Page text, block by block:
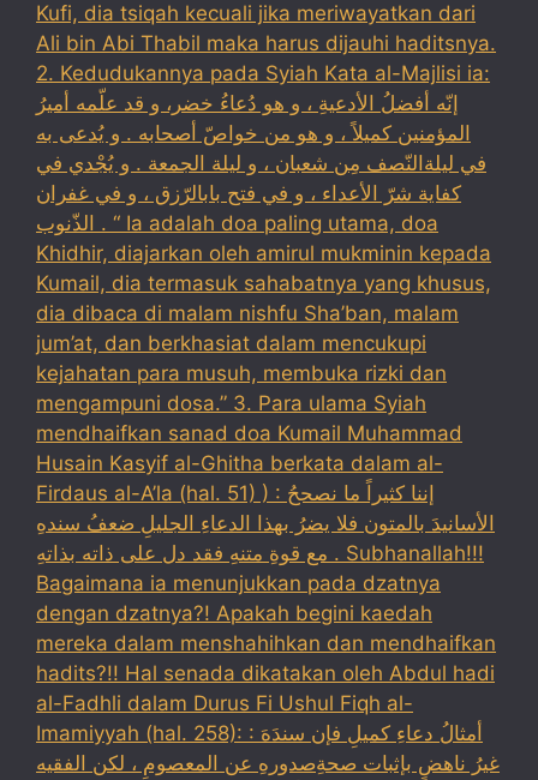
Kufi, dia tsiqah kecuali jika meriwayatkan dari
Ali bin Abi Thabil maka harus dijauhi haditsnya.
2. Kedudukannya pada Syiah Kata al-Majlisi ia:
إنّه أفضلُ الأدعيةِ ، و هو دُعاءُ خضر، و قد علّمه أميرُ
المؤمنين كميلاً ، و هو من خواصّ أصحابه . و يُدعى به
في ليلةالنّصف مِن شعبان ، و ليلة الجمعة . و يُجْدي في
كفاية شرّ الأعداء ، و في فتح بابالرّزق ، و في غفران
الذّنوب . “ Ia adalah doa paling utama, doa
Khidhir, diajarkan oleh amirul mukminin kepada
Kumail, dia termasuk sahabatnya yang khusus,
dia dibaca di malam nishfu Sha’ban, malam
jum’at, dan berkhasiat dalam mencukupi
kejahatan para musuh, membuka rizki dan
mengampuni dosa.” 3. Para ulama Syiah
mendhaifkan sanad doa Kumail Muhammad
Husain Kasyif al-Ghitha berkata dalam al-
Firdaus al-A’la (hal. 51) ) : إننا كثيراً ما نصححُ
الأسانيدَ بالمتون فلا يضرُ بهذا الدعاءِ الجليلِ ضعفُ سندهِ
مع قوةِ متنهِ فقد دل على ذاته بذاتهِ . Subhanallah!!!
Bagaimana ia menunjukkan pada dzatnya
dengan dzatnya?! Apakah begini kaedah
mereka dalam menshahihkan dan mendhaifkan
hadits?!! Hal senada dikatakan oleh Abdul hadi
al-Fadhli dalam Durus Fi Ushul Fiqh al-
Imamiyyah (hal. 258): : أمثالُ دعاءِ كميلِ فإن سندَهَ
غيرُ ناهضٍ بإثبات صحةِصدورهِ عن المعصومِ ، لكن الفقيه